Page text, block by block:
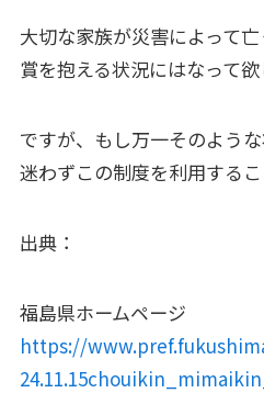
大切な家族が災害によって
賞を抱える状況にはなって欲
ですが、もし万一そのよう
迷わずこの制度を利用するこ
出典：
福島県ホームページ
https://